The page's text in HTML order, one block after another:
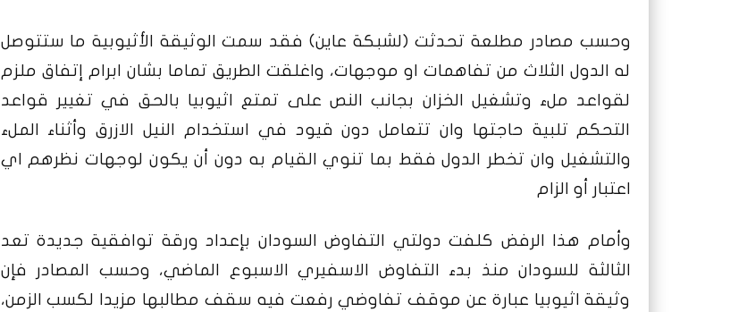
وحسب مصادر مطلعة تحدثت (لشبكة عاين) فقد سمت الوثيقة الأثيوبية ما ستتوصل
له الدول الثلاث من تفاهمات او موجهات، واغلقت الطريق تماما بشان ابرام إتفاق ملزم
لقواعد ملء وتشغيل الخزان بجانب النص على تمتع اثيوبيا بالحق في تغيير قواعد
التحكم تلبية حاجتها وان تتعامل دون قيود في استخدام النيل الازرق وأثناء الملء
والتشغيل وان تخطر الدول فقط بما تنوي القيام به دون أن يكون لوجهات نظرهم اي
اعتبار أو الزام
وأمام هذا الرفض كلفت دولتي التفاوض السودان بإعداد ورقة توافقية جديدة تعد
الثالثة للسودان منذ بدء التفاوض الاسفيري الاسبوع الماضي، وحسب المصادر فإن
وثيقة اثيوبيا عبارة عن موقف تفاوضي رفعت فيه سقف مطالبها مزيدا لكسب الزمن،